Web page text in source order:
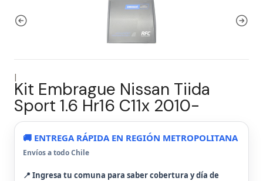
|
Kit Embrague Nissan Tiida
Sport 1.6 Hr16 C11x 2010-
🚚 ENTREGA RÁPIDA EN REGIÓN METROPOLITANA
Envíos a todo Chile
📍 Ingresa tu comuna para saber cobertura y día de